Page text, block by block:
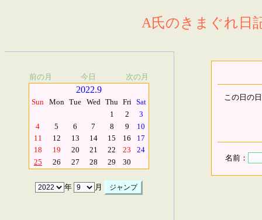
A氏のきまぐれ日
前の月 今日 次の月
2022.9
Sun Mon Tue Wed Thu Fri Sat
1
2
3
4
5 6 7 8 9
10
11
12 13 14 15 16
17
18
19 20 21 22 23
24
25
26 27 28 29 30
年 月
この日の
名前：